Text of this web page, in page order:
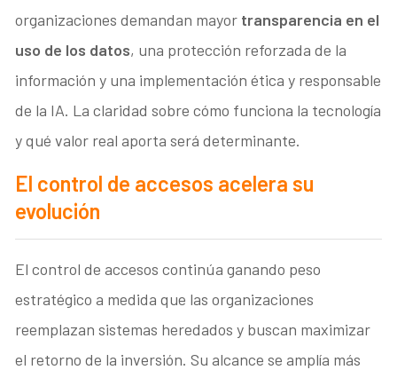
organizaciones demandan mayor transparencia en el
uso de los datos, una protección reforzada de la
información y una implementación ética y responsable
de la IA. La claridad sobre cómo funciona la tecnología
y qué valor real aporta será determinante.
El control de accesos acelera su
evolución
El control de accesos continúa ganando peso
estratégico a medida que las organizaciones
reemplazan sistemas heredados y buscan maximizar
el retorno de la inversión. Su alcance se amplía más